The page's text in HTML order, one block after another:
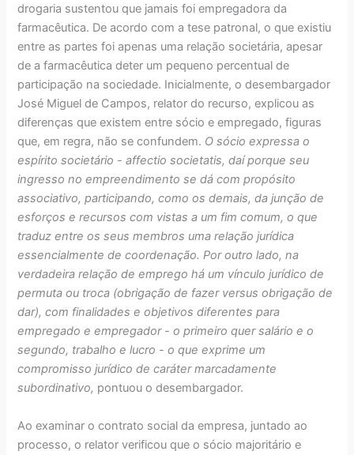
drogaria sustentou que jamais foi empregadora da
farmacêutica. De acordo com a tese patronal, o que existiu
entre as partes foi apenas uma relação societária, apesar
de a farmacêutica deter um pequeno percentual de
participação na sociedade. Inicialmente, o desembargador
José Miguel de Campos, relator do recurso, explicou as
diferenças que existem entre sócio e empregado, figuras
que, em regra, não se confundem. O sócio expressa o
espírito societário - affectio societatis, daí porque seu
ingresso no empreendimento se dá com propósito
associativo, participando, como os demais, da junção de
esforços e recursos com vistas a um fim comum, o que
traduz entre os seus membros uma relação jurídica
essencialmente de coordenação. Por outro lado, na
verdadeira relação de emprego há um vínculo jurídico de
permuta ou troca (obrigação de fazer versus obrigação de
dar), com finalidades e objetivos diferentes para
empregado e empregador - o primeiro quer salário e o
segundo, trabalho e lucro - o que exprime um
compromisso jurídico de caráter marcadamente
subordinativo, pontuou o desembargador.
Ao examinar o contrato social da empresa, juntado ao
processo, o relator verificou que o sócio majoritário e